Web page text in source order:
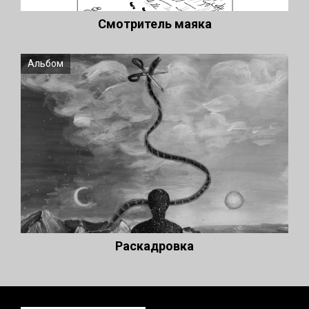
Смотритель маяка
Альбом
Раскадровка